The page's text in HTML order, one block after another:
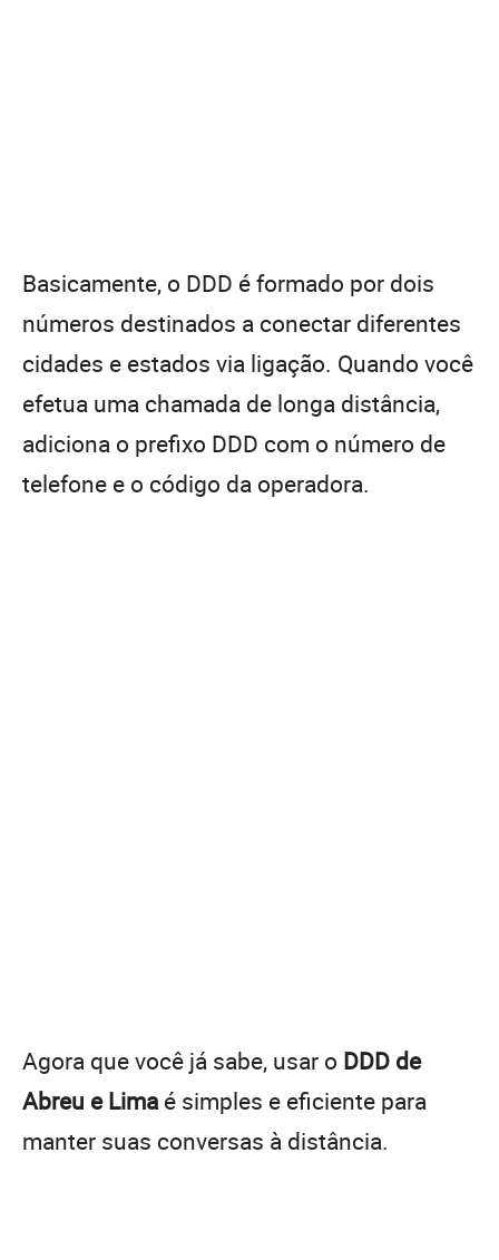
Basicamente, o DDD é formado por dois
números destinados a conectar diferentes
cidades e estados via ligação. Quando você
efetua uma chamada de longa distância,
adiciona o prefixo DDD com o número de
telefone e o código da operadora.
Agora que você já sabe, usar o DDD de
Abreu e Lima é simples e eficiente para
manter suas conversas à distância.